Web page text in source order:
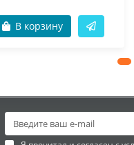
В корзину